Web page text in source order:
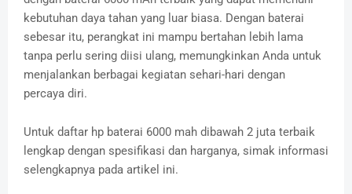
kebutuhan daya tahan yang luar biasa. Dengan baterai
sebesar itu, perangkat ini mampu bertahan lebih lama
tanpa perlu sering diisi ulang, memungkinkan Anda untuk
menjalankan berbagai kegiatan sehari-hari dengan
percaya diri.
Untuk daftar hp baterai 6000 mah dibawah 2 juta terbaik
lengkap dengan spesifikasi dan harganya, simak informasi
selengkapnya pada artikel ini.